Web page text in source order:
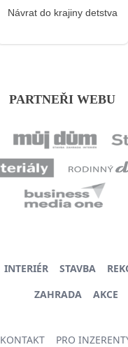
Návrat do krajiny detstva
PARTNEŘI WEBU
INTERIÉR STAVBA
ZAHRADA
AKCE
KONTAKT PRO